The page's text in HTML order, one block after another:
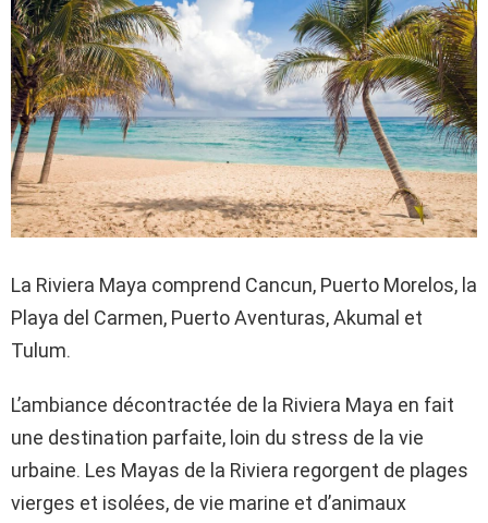
La Riviera Maya comprend Cancun, Puerto Morelos, la
Playa del Carmen, Puerto Aventuras, Akumal et
Tulum.
L’ambiance décontractée de la Riviera Maya en fait
une destination parfaite, loin du stress de la vie
urbaine. Les Mayas de la Riviera regorgent de plages
vierges et isolées, de vie marine et d’animaux